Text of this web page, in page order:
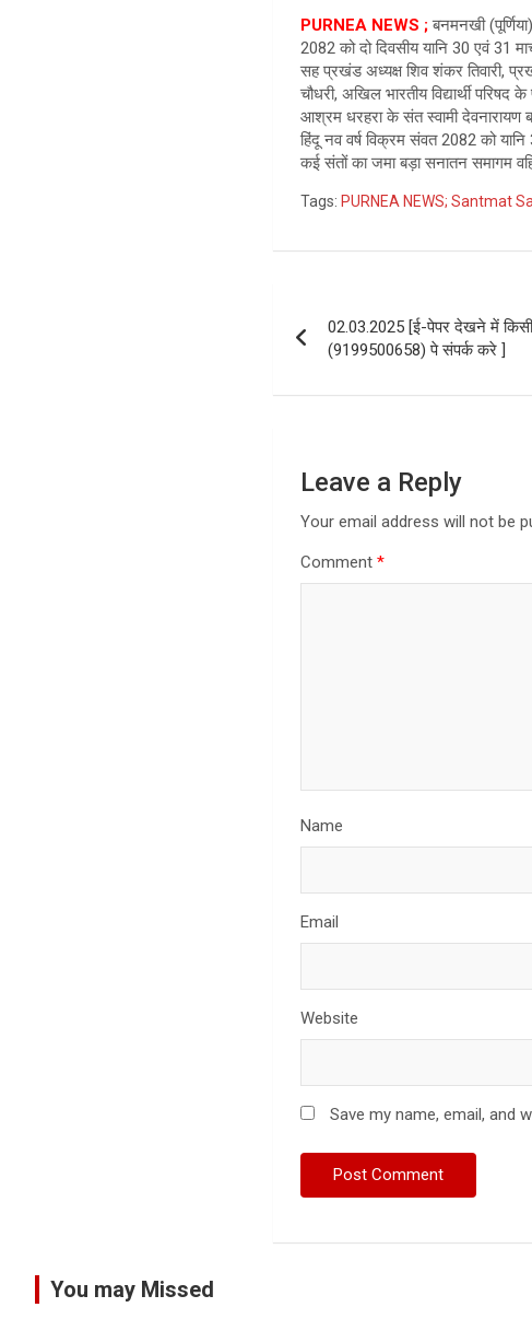
PURNEA NEWS ;बनमनखी
2082 को दो दिवसीय यानि 30 एवं
सह प्रखंड अध्यक्ष शिव शंकर तिवारी,
चौधरी, अखिल भारतीय विद्यार्थी
आश्रम धरहरा के संत स्वामी देवनारायण
हिंदू नव वर्ष विक्रम संवत 2082 को
कई संतों का जमा बड़ा सनातन समागम
Tags: PURNEA NEWS; Santmat
navigation
02.03.2025 [ई-पेपर देखने में किसी
(9199500658) पे संपर्क करे ]
Leave a Reply
Your email address will not be
Comment*
Name
Email
Website
Save my name, email, and
You may Missed